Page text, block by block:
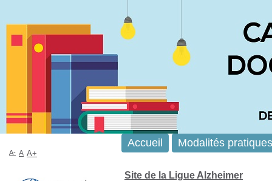
Site de la Ligue Alzheimer
Accueil Modalités pratiques
A- A A+